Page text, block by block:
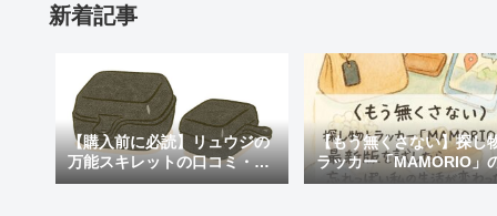
新着記事
【購入前に必読】リュウジの
万能スキレットの口コミ・評
判まとめ｜後悔しないための
【もう無くさない】探し
ラッカー「MAMORIO」
新版を試したら、忘れっ